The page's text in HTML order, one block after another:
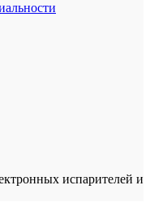
испарителей и